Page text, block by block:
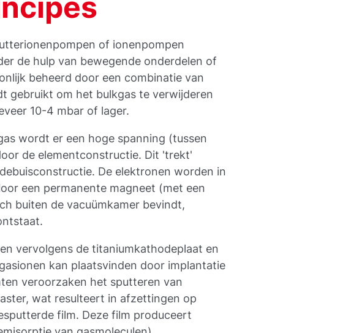
of ionenpompen
de hulp van bewegende onderdelen of
beheerd door een combinatie van
gebruikt om het bulkgas te verwijderen
10-4 mbar of lager.
wordt er een hoge spanning (tussen
de elementconstructie. Dit 'trekt'
De elektronen worden in
een permanente magneet (met een
buiten de vacuümkamer bevindt,
vervolgens de titaniumkathodeplaat en
kan plaatsvinden door implantatie
veroorzaken het sputteren van
wat resulteert in afzettingen op
film. Deze film produceert